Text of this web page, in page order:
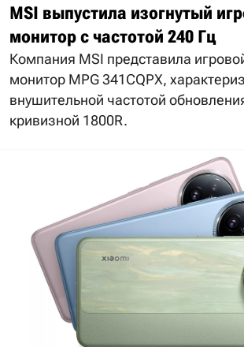
MSI выпустила изогнутый
монитор с частотой 240 Гц
Компания MSI представила
монитор MPG 341CQPX,
внушительной частотой
кривизной 1800R.